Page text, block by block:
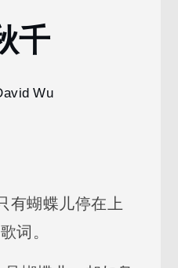
千
Wu
有蝴蝶儿停在上
词。